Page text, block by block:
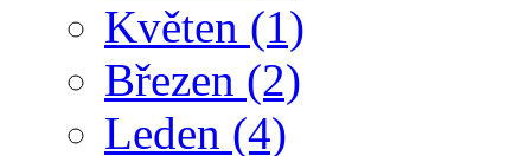
Květen (1)
Březen (2)
Leden (4)